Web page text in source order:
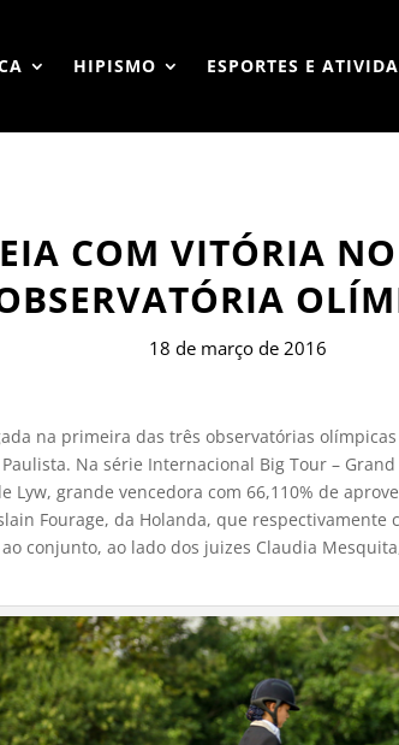
HIPISMO ESPORTES E
COM VITÓRIA
18 de março de 2016
na primeira das três observatórias
Na série Internacional Big Tour –
Lyw, grande vencedora com 66,110% de
Fourage, da Holanda, que respectivamente
conjunto, ao lado dos juizes Claudia